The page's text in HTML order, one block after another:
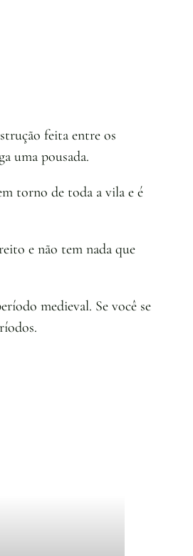
feita entre os
uma pousada.
torno de toda a vila e é
e não tem nada que
medieval. Se você se